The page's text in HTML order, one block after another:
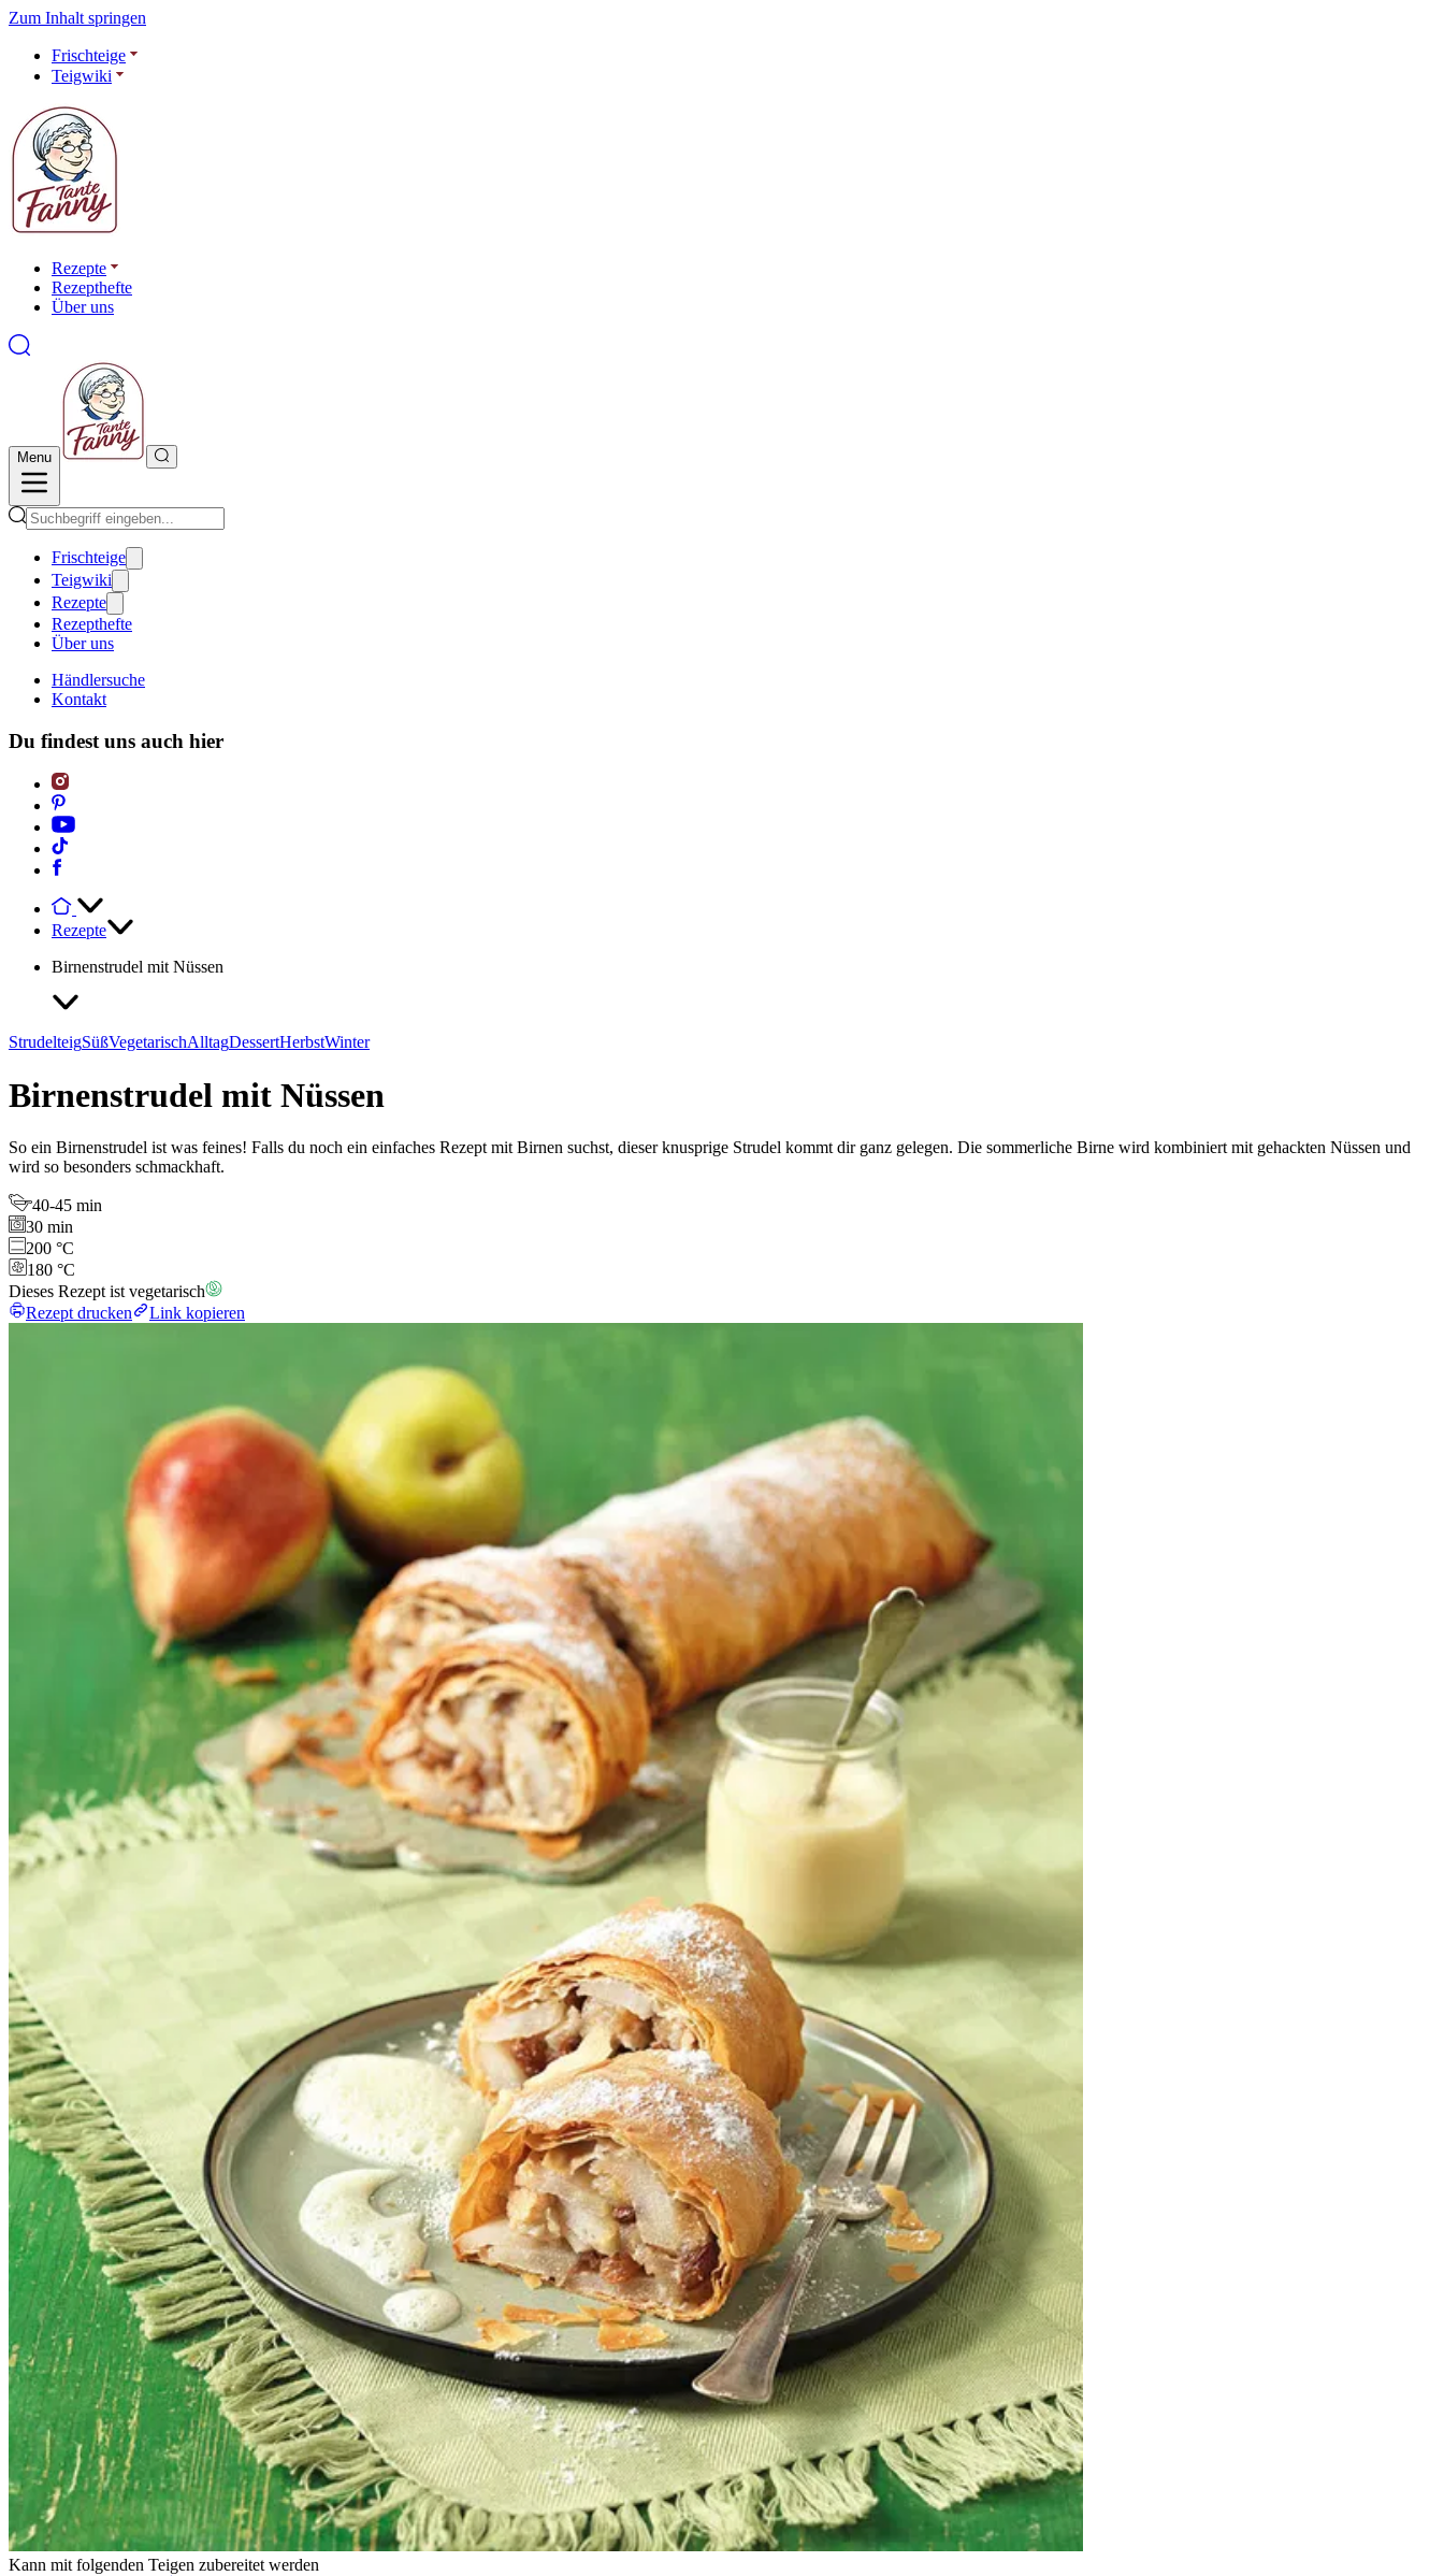
Zum Inhalt springen
Frischteige
Teigwiki
Rezepte
Rezepthefte
Über uns
Menu
Frischteige
Teigwiki
Rezepte
Rezepthefte
Über uns
Händlersuche
Kontakt
Du findest uns auch hier
Rezepte
Birnenstrudel mit Nüssen
StrudelteigSüßVegetarischAlltagDessertHerbstWinter
Birnenstrudel mit Nüssen
So ein Birnenstrudel ist was feines! Falls du noch ein einfaches Rezept mit Birnen suchst, dieser knusprige Strudel kommt dir ganz gelegen. Die sommerliche Birne wird kombiniert mit gehackten Nüssen und
wird so besonders schmackhaft.
40-45 min
30 min
200 °C
180 °C
Dieses Rezept ist vegetarisch
Rezept drucken
Link kopieren
Kann mit folgenden Teigen zubereitet werden